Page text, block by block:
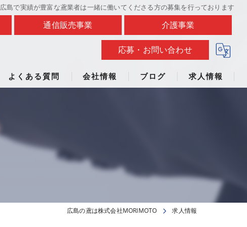
広島で実績が豊富な鳶業者は一緒に働いてくださる方の募集を行っております
通信販売事業 介護事業
応募・お問い合わせ
よくある質問 会社情報 ブログ 求人情報
広島の鳶は株式会社MORIMOTO 求人情報